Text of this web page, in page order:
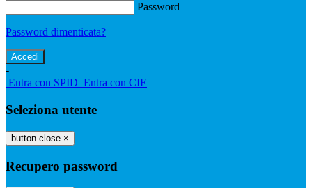
Password
Password dimenticata?
-
Entra con SPID Entra con CIE
Seleziona utente
button close ×
Recupero password